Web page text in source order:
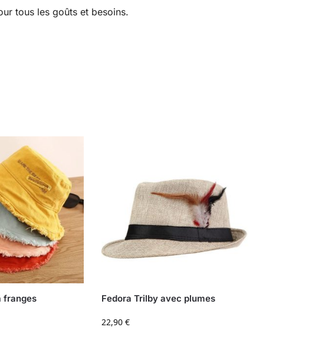
tous les goûts et besoins.
franges Fedora Trilby avec plumes
22,90€